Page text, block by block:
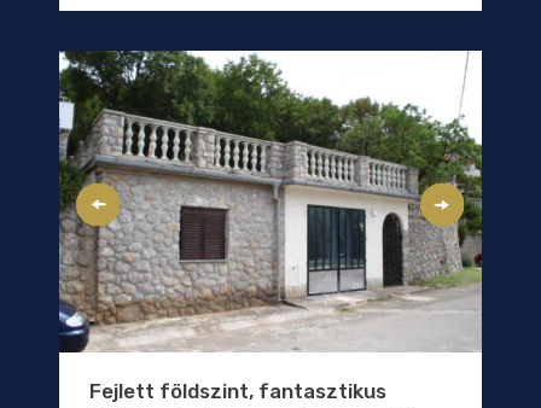
Fejlett földszint, fantasztikus